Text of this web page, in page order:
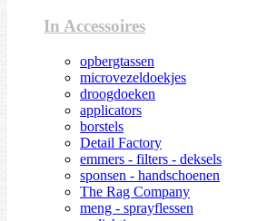
In Accessoires
opbergtassen
microvezeldoekjes
droogdoeken
applicators
borstels
Detail Factory
emmers - filters - deksels
sponsen - handschoenen
The Rag Company
meng - sprayflessen